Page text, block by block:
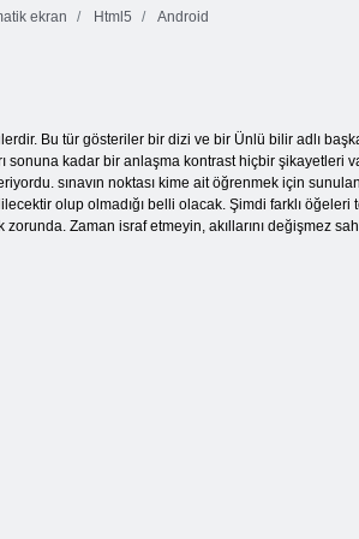
ekran Html5 Android
Bu tür gösteriler bir dizi ve bir Ünlü bilir adlı
sonuna kadar bir anlaşma kontrast hiçbir şikayetleri
sınavın noktası kime ait öğrenmek için
olup olmadığı belli olacak. Şimdi farklı öğeleri
Zaman israf etmeyin, akıllarını değişmez